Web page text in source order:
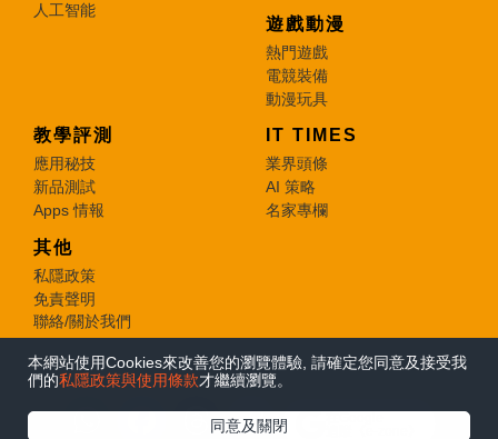
本網站使用Cookies來改善您的瀏覽體驗, 請確定您同意及接受我
們的私隱政策與使用條款才繼續瀏覽。
同意及關閉
人工智能
遊戲動漫
熱門遊戲
電競裝備
動漫玩具
教學評測
應用秘技
新品測試
Apps 情報
IT TIMES
業界頭條
AI 策略
名家專欄
其他
私隱政策
免責聲明
聯絡/關於我們
© 2026 e-zone. All Rights Reserved.